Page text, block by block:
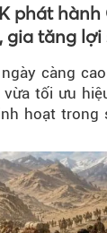
phát
tăng lợi
càng
tối ưu
hoạt trong